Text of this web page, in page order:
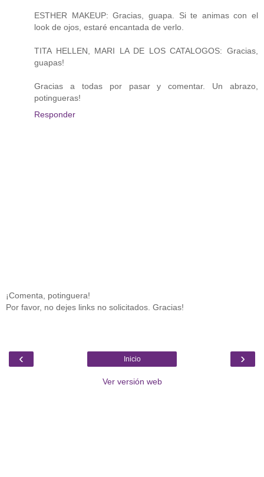
ESTHER MAKEUP: Gracias, guapa. Si te animas con el
look de ojos, estaré encantada de verlo.
TITA HELLEN, MARI LA DE LOS CATALOGOS: Gracias,
guapas!
Gracias a todas por pasar y comentar. Un abrazo,
potingueras!
Responder
¡Comenta, potinguera!
Por favor, no dejes links no solicitados. Gracias!
‹ ›
Inicio
Ver versión web